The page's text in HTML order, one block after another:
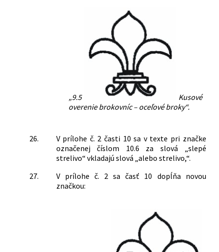
„9.5
Kusové
overenie brokovníc – oceľové broky“.
26.
V prílohe č. 2 časti 10 sa v texte pri značke
označenej číslom 10.6 za slová „slepé
strelivo“ vkladajú slová „alebo strelivo,“.
27.
V prílohe č. 2 sa časť 10 dopĺňa novou
značkou: